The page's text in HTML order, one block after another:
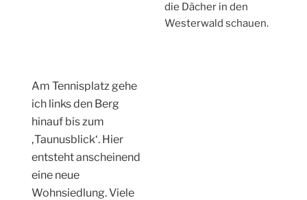
die Dächer in den
Westerwald schauen.
Am Tennisplatz gehe
ich links den Berg
hinauf bis zum
‚Taunusblick‘. Hier
entsteht anscheinend
eine neue
Wohnsiedlung. Viele